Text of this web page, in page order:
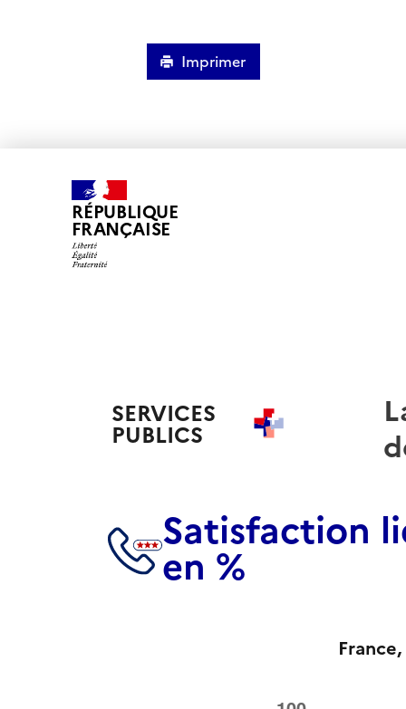
Imprimer
RÉPUBLIQUE
FRANÇAISE
SERVICES
PUBLICS
Satisfaction
en %
France